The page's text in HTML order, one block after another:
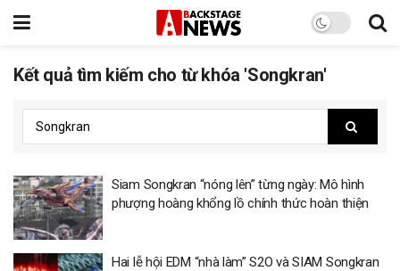
Kết quả tìm kiếm cho từ khóa 'Songkran'
Siam Songkran “nóng lên” từng ngày: Mô hình
phượng hoàng khổng lồ chính thức hoàn thiện
Hai lễ hội EDM “nhà làm” S2O và SIAM Songkran